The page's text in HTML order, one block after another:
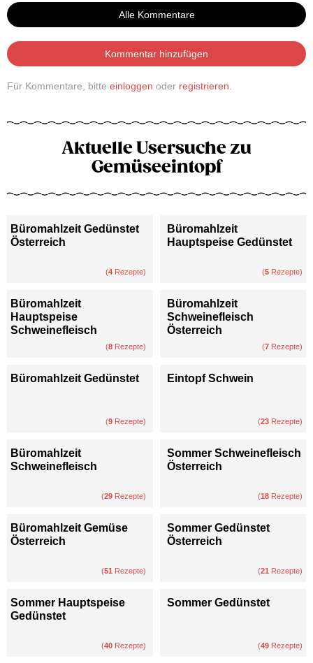
Alle Kommentare
Kommentar hinzufügen
Für Kommentare, bitte einloggen oder registrieren
Aktuelle Usersuche zu
Gemüseeintopf
Büromahlzeit Gedünstet
Österreich
(4 Rezepte)
Büromahlzeit
Hauptspeise Gedünstet
(5 Rezepte)
Büromahlzeit
Hauptspeise
Schweinefleisch
(8 Rezepte)
Büromahlzeit
Schweinefleisch
Österreich
(7 Rezepte)
Büromahlzeit Gedünstet
(9 Rezepte)
Eintopf Schwein
(23 Rezepte)
Büromahlzeit
Schweinefleisch
(29 Rezepte)
Sommer Schweinefleisch
Österreich
(18 Rezepte)
Büromahlzeit Gemüse
Österreich
(51 Rezepte)
Sommer Gedünstet
Österreich
(21 Rezepte)
Sommer Hauptspeise
Gedünstet
(40 Rezepte)
Sommer Gedünstet
(49 Rezepte)